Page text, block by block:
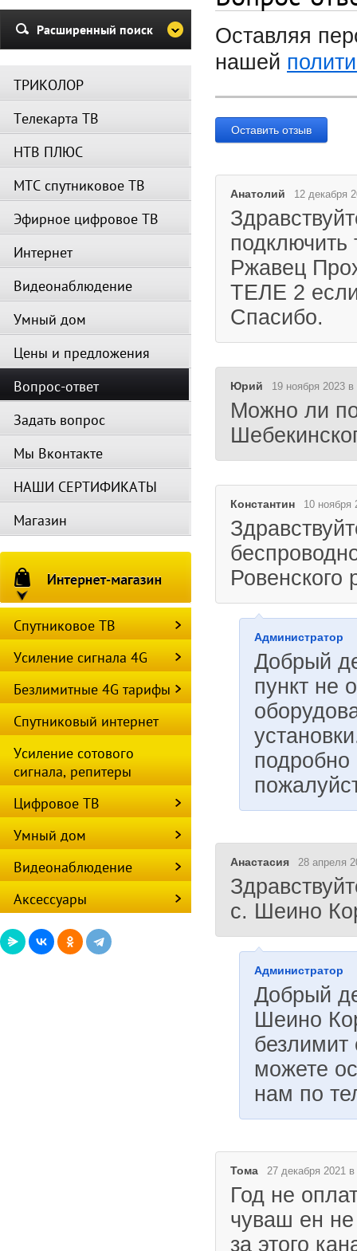
Убедительная просьба в
период не производить поиск
каналов и не перезагружать
спутниковое оборудование.
автоматически по завершении
профилактических работ.
Оставляя
нашей
Оставить отзыв
Анатолий 12 декабря
подключить
Ржавец
ТЕЛЕ 2 если
Спасибо.
Юрий 19 ноября 2023 в
Можно ли
Константин 10 ноября
Ровенского
Администратор
Добрый
пункт не
Анастасия 28 апреля
с. Шеино
Администратор
Добрый
Шеино
безлимит
можете
нам по
Тома 27 декабря 2021
Год не
чуваш ен не
за этого
Расширенный поиск
ТРИКОЛОР
Телекарта ТВ
НТВ ПЛЮС
МТС спутниковое ТВ
Эфирное цифровое ТВ
Интернет
Видеонаблюдение
Умный дом
Цены и предложения
Вопрос-ответ
Задать вопрос
Мы Вконтакте
НАШИ СЕРТИФИКАТЫ
Магазин
Спутниковое ТВ
Усиление сигнала 4G
Безлимитные 4G тарифы
Спутниковый интернет
Усиление сотового
сигнала, репитеры
Цифровое ТВ
Умный дом
Видеонаблюдение
Аксессуары